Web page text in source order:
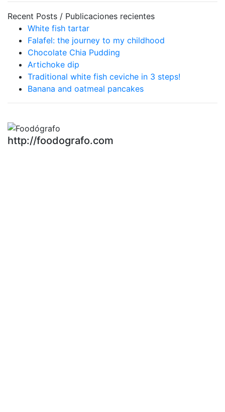
Recent Posts / Publicaciones recientes
White fish tartar
Falafel: the journey to my childhood
Chocolate Chia Pudding
Artichoke dip
Traditional white fish ceviche in 3 steps!
Banana and oatmeal pancakes
http://foodografo.com